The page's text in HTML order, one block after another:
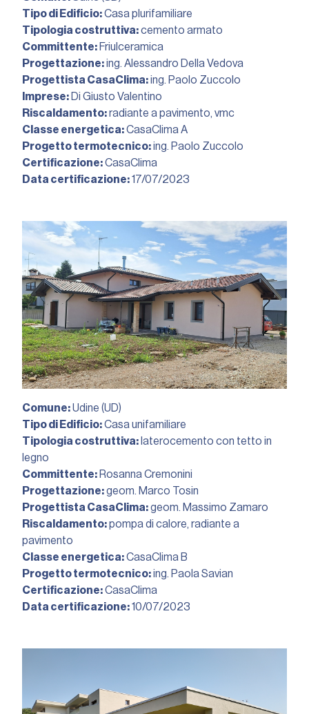
Tipo di Edificio:Casa plurifamiliare
Tipologia costruttiva:cemento armato
Committente: Friulceramica
Progettazione:ing. Alessandro Della Vedova
Progettista CasaClima:ing. Paolo Zuccolo
Imprese: Di Giusto Valentino
Riscaldamento:radiante a pavimento, vmc
Classe energetica:CasaClima A
Progetto termotecnico:ing. Paolo Zuccolo
Certificazione:CasaClima
Data certificazione:17/07/2023︎
Comune:Udine (UD)
Tipo di Edificio:Casa unifamiliare
Tipologia costruttiva: laterocemento con tetto in
legno
Committente: Rosanna Cremonini
Progettazione:geom. Marco Tosin
Progettista CasaClima:geom. Massimo Zamaro
Riscaldamento:pompa di calore, radiante a
pavimento
Classe energetica:CasaClima B
Progetto termotecnico:ing. Paola Savian
Certificazione:CasaClima
Data certificazione:10/07/2023︎